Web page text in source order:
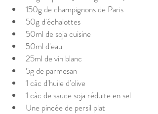
150g de champignons de Paris
50g d'échalottes
50ml de soja cuisine
50ml d'eau
25ml de vin blanc
5g de parmesan
1 càc d'huile d'olive
1 càc de sauce soja réduite en sel
Une pincée de persil plat